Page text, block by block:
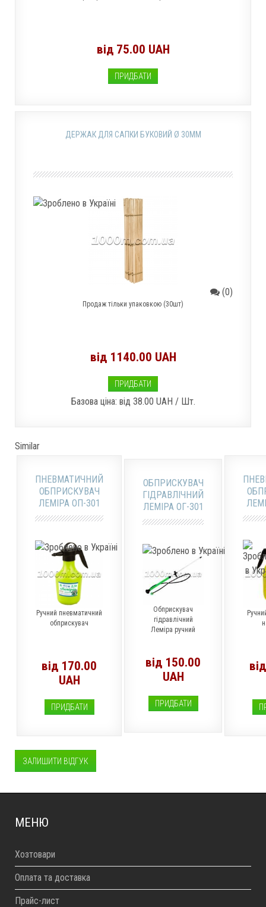
від 75.00 UAH
ПРИДБАТИ
ДЕРЖАК ДЛЯ САПКИ БУКОВИЙ Ø 30ММ
(0)
Продаж тільки упаковкою (30шт)
від 1140.00 UAH
ПРИДБАТИ
Базова ціна: від 38.00 UAH / Шт.
Similar
ПНЕВМАТИЧНИЙ
ОБПРИСКУВАЧ
ЛЕМІРА ОП-301
2,5Л
Ручний пневматичний
обприскувач
від 170.00
UAH
ПРИДБАТИ
ОБПРИСКУВАЧ
ГІДРАВЛІЧНИЙ
ЛЕМІРА ОГ-301
Обприскувач
гідравлічний
Леміра ручний
від 150.00
UAH
ПРИДБАТИ
ЗАЛИШИТИ ВІДГУК
МЕНЮ
Хозтовари
Оплата та доставка
Прайс-лист